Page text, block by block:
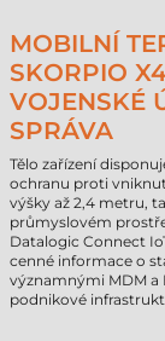
MOBILNÍ
SKORPIO
VOJENSKÉ
SPRÁVA
Tělo zařízení
ochranu proti
výšky až 2,4 metru,
průmyslovém
Datalogic Connect
cenné informace o
významnými MDM a
podnikové